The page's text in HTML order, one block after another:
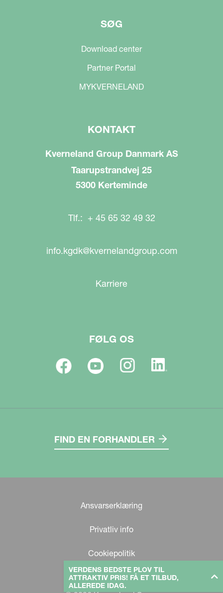
VERDENS BEDSTE PLOV TIL
ATTRAKTIV PRIS! FÅ ET TILBUD,
ALLEREDE IDAG.
SØG
Download center
Partner Portal
MYKVERNELAND
KONTAKT
Kverneland Group Danmark AS
Taarupstrandvej 25
5300 Kerteminde
Tlf.: + 45 65 32 49 32
info.kgdk@kvernelandgroup.com
Karriere
FØLG OS
FIND EN FORHANDLER
Ansvarserklæring
Privatliv info
Cookiepolitik